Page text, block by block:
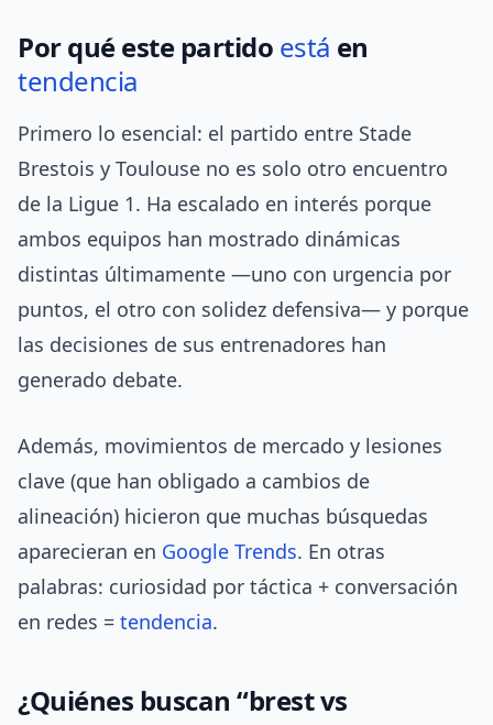
Por qué este partido está en
tendencia
Primero lo esencial: el partido entre Stade
Brestois y Toulouse no es solo otro encuentro
de la Ligue 1. Ha escalado en interés porque
ambos equipos han mostrado dinámicas
distintas últimamente —uno con urgencia por
puntos, el otro con solidez defensiva— y porque
las decisiones de sus entrenadores han
generado debate.
Además, movimientos de mercado y lesiones
clave (que han obligado a cambios de
alineación) hicieron que muchas búsquedas
aparecieran en Google Trends. En otras
palabras: curiosidad por táctica + conversación
en redes = tendencia.
¿Quiénes buscan “brest vs